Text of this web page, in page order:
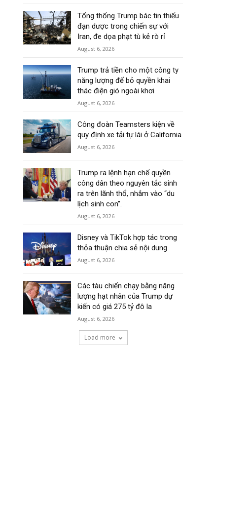
Tổng thống Trump bác tin thiếu
đạn dược trong chiến sự với
Iran, đe dọa phạt tù kẻ rò rỉ
August 6, 2026
Trump trả tiền cho một công ty
năng lượng để bỏ quyền khai
thác điện gió ngoài khơi
August 6, 2026
Công đoàn Teamsters kiện về
quy định xe tải tự lái ở California
August 6, 2026
Trump ra lệnh hạn chế quyền
công dân theo nguyên tắc sinh
ra trên lãnh thổ, nhắm vào “du
lịch sinh con”.
August 6, 2026
Disney và TikTok hợp tác trong
thỏa thuận chia sẻ nội dung
August 6, 2026
Các tàu chiến chạy bằng năng
lượng hạt nhân của Trump dự
kiến có giá 275 tỷ đô la
August 6, 2026
Load more